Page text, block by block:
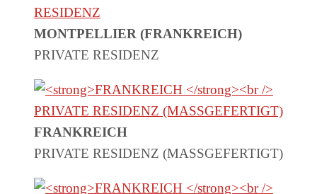
MONTPELLIER (FRANKREICH)
PRIVATE RESIDENZ
FRANKREICH
PRIVATE RESIDENZ (MASSGEFERTIGT)